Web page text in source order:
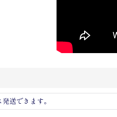
送できます。